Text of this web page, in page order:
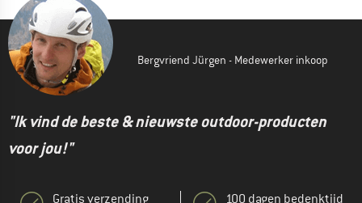
Bergvriend Jürgen - Medewerker inkoop
"Ik vind de beste & nieuwste outdoor-producten
voor jou!"
Gratis verzending
100 dagen bedenktijd